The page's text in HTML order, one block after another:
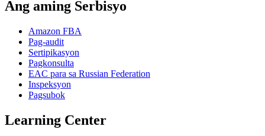
Ang aming Serbisyo
Amazon FBA
Pag-audit
Sertipikasyon
Pagkonsulta
EAC para sa Russian Federation
Inspeksyon
Pagsubok
Learning Center